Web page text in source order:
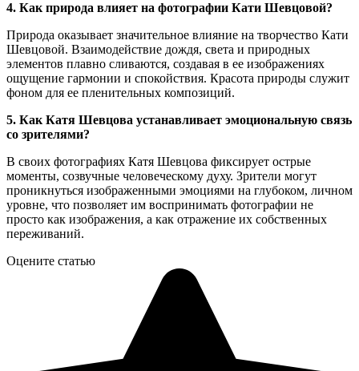
4. Как природа влияет на фотографии Кати Шевцовой?
Природа оказывает значительное влияние на творчество Кати
Шевцовой. Взаимодействие дождя, света и природных
элементов плавно сливаются, создавая в ее изображениях
ощущение гармонии и спокойствия. Красота природы служит
фоном для ее пленительных композиций.
5. Как Катя Шевцова устанавливает эмоциональную связь
со зрителями?
В своих фотографиях Катя Шевцова фиксирует острые
моменты, созвучные человеческому духу. Зрители могут
проникнуться изображенными эмоциями на глубоком, личном
уровне, что позволяет им воспринимать фотографии не
просто как изображения, а как отражение их собственных
переживаний.
Оцените статью